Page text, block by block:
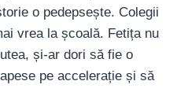
o pedepsește. Colegii
vrea la școală. Fetița nu
și-ar dori să fie o
pe accelerație și să